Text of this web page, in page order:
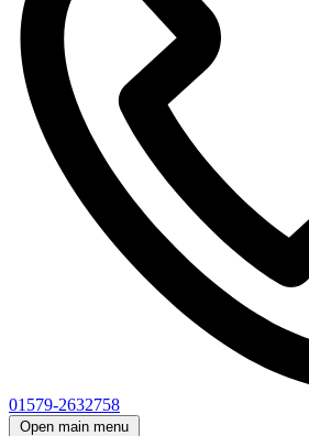
01579-2632758
Open main menu